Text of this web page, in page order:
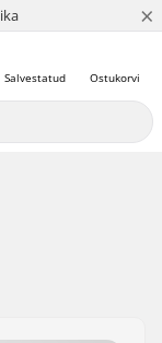
×
Ostukorvi
Salvestatud